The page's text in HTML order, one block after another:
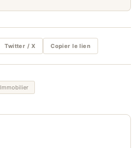
Twitter / X Copier le lien
Immobilier